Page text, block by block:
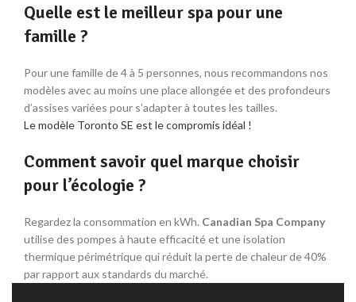
Quelle est le meilleur spa pour une
famille ?
Pour une famille de 4 à 5 personnes, nous recommandons nos
modèles avec au moins une place allongée et des profondeurs
d’assises variées pour s’adapter à toutes les tailles.
Le modèle Toronto SE est le compromis idéal !
Comment savoir quel marque choisir
pour l’écologie ?
Regardez la consommation en kWh. Canadian Spa Company
utilise des pompes à haute efficacité et une isolation
thermique périmétrique qui réduit la perte de chaleur de 40%
par rapport aux standards du marché.